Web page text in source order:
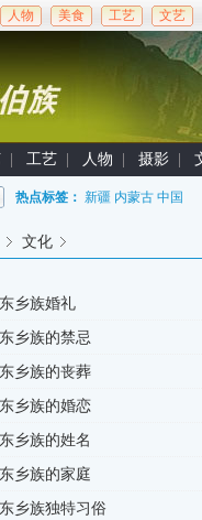
人物 美食 工艺 文艺
工艺 人物 摄影
热点标签： 新疆 内蒙古 中国
文化
东乡族婚礼
东乡族的禁忌
东乡族的丧葬
东乡族的婚恋
东乡族的姓名
东乡族的家庭
东乡族独特习俗